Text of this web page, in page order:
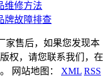
维修方法​
牌故障排查​
家售后，如果您发现本
权，请您联系我们，在
网站地图： XML RSS